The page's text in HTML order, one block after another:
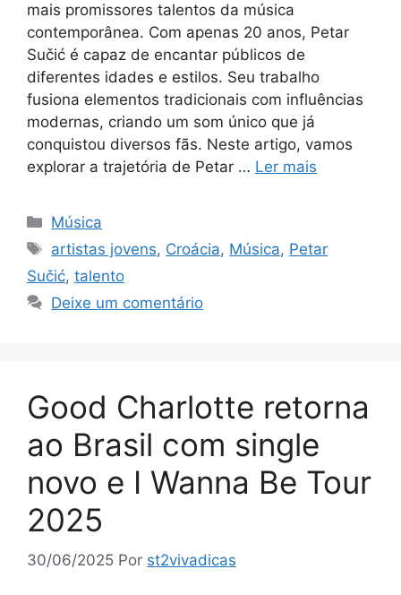
mais promissores talentos da música
contemporânea. Com apenas 20 anos, Petar
Sučić é capaz de encantar públicos de
diferentes idades e estilos. Seu trabalho
fusiona elementos tradicionais com influências
modernas, criando um som único que já
conquistou diversos fãs. Neste artigo, vamos
explorar a trajetória de Petar … Ler mais
Categorias
Música
Tags
artistas jovens, Croácia, Música, Petar
Sučić, talento
Deixe um comentário
Good Charlotte retorna
ao Brasil com single
novo e I Wanna Be Tour
2025
30/06/2025 Por st2vivadicas